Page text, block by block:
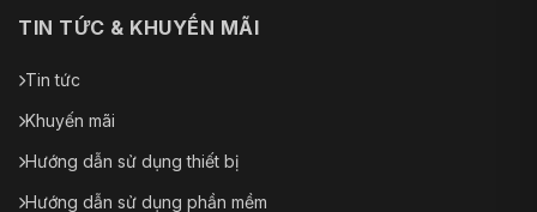
TIN TỨC & KHUYẾN MÃI
Tin tức
Khuyến mãi
Hướng dẫn sử dụng thiết bị
Hướng dẫn sử dụng phần mềm